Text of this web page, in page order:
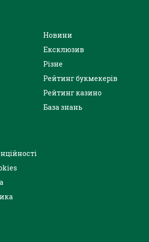
Новини
Ексклюзив
Різне
Рейтинг букмекерів
Рейтинг казино
База знань